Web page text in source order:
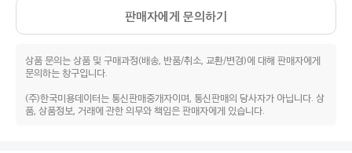
판매자에게 문의하기
상품 문의는 상품 및 구매과정(배송, 반품/취소, 교환/변경)에 대해 판매자에게
문의하는 창구입니다.
(주)한국미용데이터는 통신판매중개자이며, 통신판매의 당사자가 아닙니다. 상
품, 상품정보, 거래에 관한 의무와 책임은 판매자에게 있습니다.